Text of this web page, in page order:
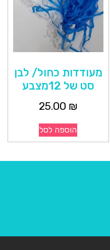
מעודדות כחול/ לבן
סט של 12מצבע
25.00 ₪
הוספה לסל